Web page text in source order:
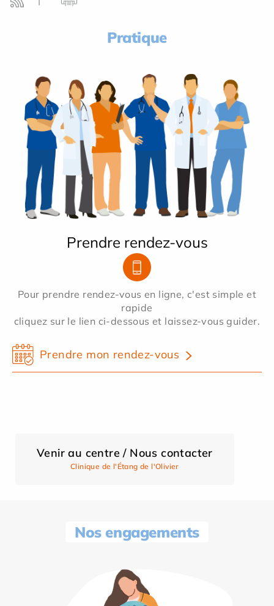
Pratique
Prendre rendez-vous
Pour prendre rendez-vous en ligne, c'est simple et
rapide
cliquez sur le lien ci-dessous et laissez-vous guider.
Prendre mon rendez-vous
Venir au centre / Nous contacter
Clinique de l'Étang de l'Olivier
Nos engagements